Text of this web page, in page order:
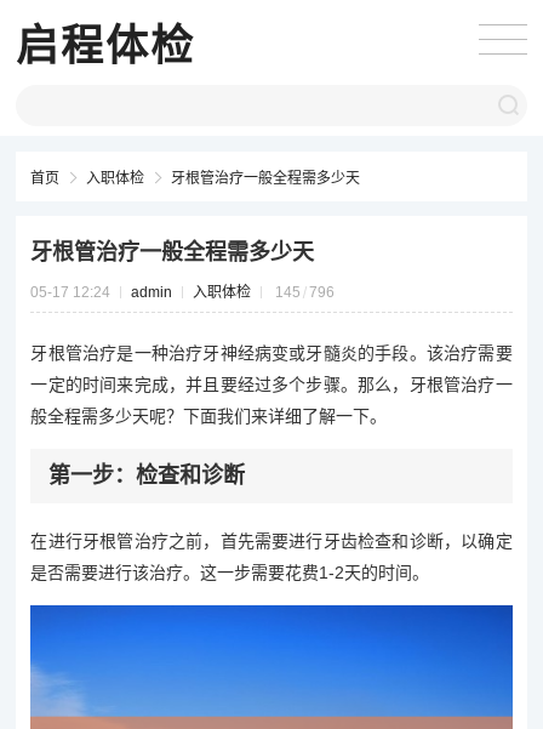
启程体检
首页 入职体检 牙根管治疗一般全程需多少天
牙根管治疗一般全程需多少天
05-17 12:24 admin 入职体检 145 796
牙根管治疗是一种治疗牙神经病变或牙髓炎的手段。该治疗需要
一定的时间来完成，并且要经过多个步骤。那么，牙根管治疗一
般全程需多少天呢？下面我们来详细了解一下。
第一步：检查和诊断
在进行牙根管治疗之前，首先需要进行牙齿检查和诊断，以确定
是否需要进行该治疗。这一步需要花费1-2天的时间。